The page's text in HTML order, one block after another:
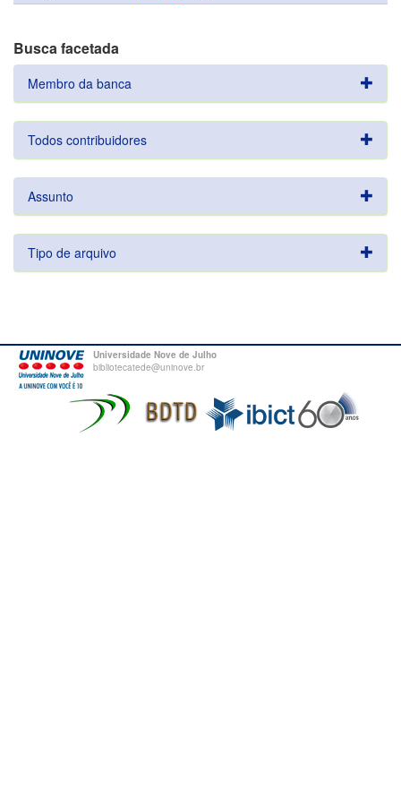
Busca facetada
Membro da banca
Todos contribuidores
Assunto
Tipo de arquivo
Universidade Nove de Julho
bibliotecatede@uninove.br